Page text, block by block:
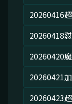
20260416
20260418
20260420
20260421
20260423